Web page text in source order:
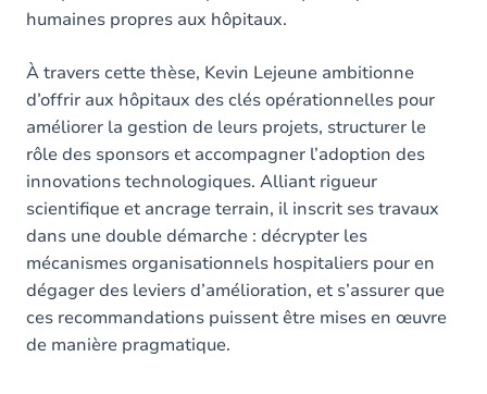
humaines propres aux hôpitaux.
À travers cette thèse, Kevin Lejeune ambitionne
d’offrir aux hôpitaux des clés opérationnelles pour
améliorer la gestion de leurs projets, structurer le
rôle des sponsors et accompagner l’adoption des
innovations technologiques. Alliant rigueur
scientifique et ancrage terrain, il inscrit ses travaux
dans une double démarche : décrypter les
mécanismes organisationnels hospitaliers pour en
dégager des leviers d’amélioration, et s’assurer que
ces recommandations puissent être mises en œuvre
de manière pragmatique.